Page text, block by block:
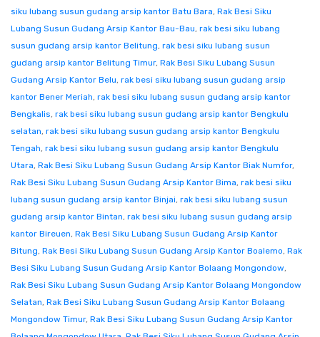
siku lubang susun gudang arsip kantor Batu Bara, Rak Besi Siku
Lubang Susun Gudang Arsip Kantor Bau-Bau, rak besi siku lubang
susun gudang arsip kantor Belitung, rak besi siku lubang susun
gudang arsip kantor Belitung Timur, Rak Besi Siku Lubang Susun
Gudang Arsip Kantor Belu, rak besi siku lubang susun gudang arsip
kantor Bener Meriah, rak besi siku lubang susun gudang arsip kantor
Bengkalis, rak besi siku lubang susun gudang arsip kantor Bengkulu
selatan, rak besi siku lubang susun gudang arsip kantor Bengkulu
Tengah, rak besi siku lubang susun gudang arsip kantor Bengkulu
Utara, Rak Besi Siku Lubang Susun Gudang Arsip Kantor Biak Numfor,
Rak Besi Siku Lubang Susun Gudang Arsip Kantor Bima, rak besi siku
lubang susun gudang arsip kantor Binjai, rak besi siku lubang susun
gudang arsip kantor Bintan, rak besi siku lubang susun gudang arsip
kantor Bireuen, Rak Besi Siku Lubang Susun Gudang Arsip Kantor
Bitung, Rak Besi Siku Lubang Susun Gudang Arsip Kantor Boalemo, Rak
Besi Siku Lubang Susun Gudang Arsip Kantor Bolaang Mongondow,
Rak Besi Siku Lubang Susun Gudang Arsip Kantor Bolaang Mongondow
Selatan, Rak Besi Siku Lubang Susun Gudang Arsip Kantor Bolaang
Mongondow Timur, Rak Besi Siku Lubang Susun Gudang Arsip Kantor